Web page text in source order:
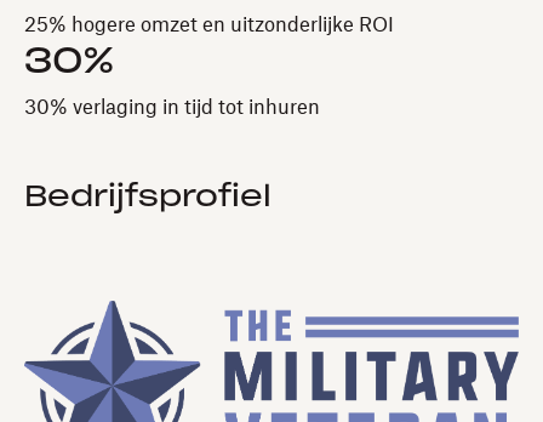
25% hogere omzet en uitzonderlijke ROI
30%
30% verlaging in tijd tot inhuren
Bedrijfsprofiel